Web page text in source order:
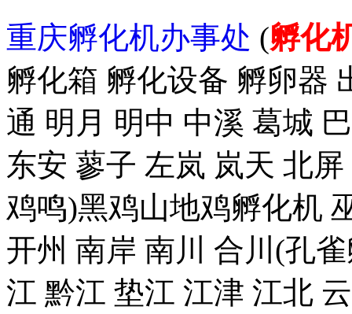
重庆孵化机办事处 (孵化
孵化箱 孵化设备 孵卵器
通 明月 明中 中溪 葛城
东安 蓼子 左岚 岚天 北
鸡鸣)黑鸡山地鸡孵化机
开州 南岸 南川 合川(孔
江 黔江 垫江 江津 江北